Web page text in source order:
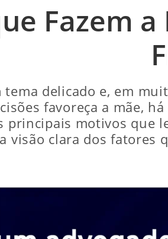
Fazem
delicado e, em
favoreça a mãe,
principais motivos que
visão clara dos fatores